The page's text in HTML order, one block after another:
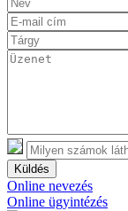
Küldés
Online nevezés
Online ügyintézés